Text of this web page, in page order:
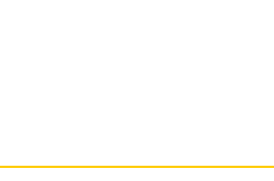
BABY 兒童機會向四
能，非經家長解除綁定，